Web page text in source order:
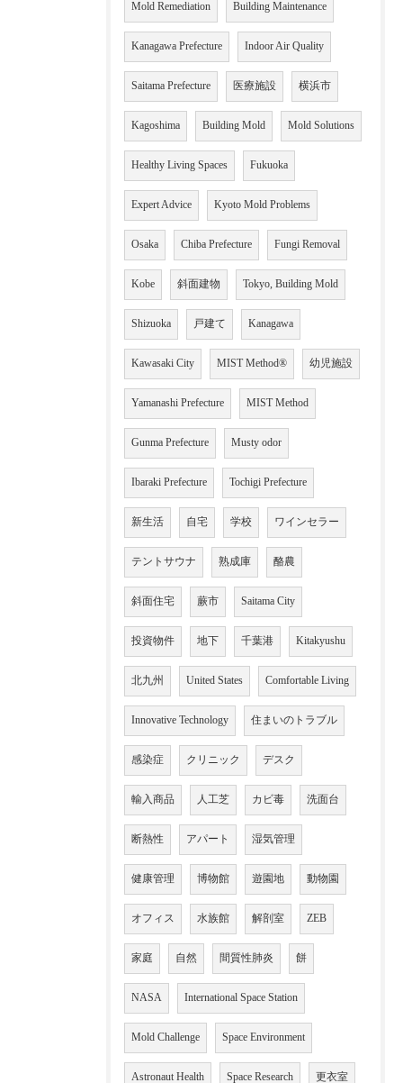
Mold Remediation Building Maintenance
Kanagawa Prefecture Indoor Air Quality
Saitama Prefecture 医療施設 横浜市
Kagoshima Building Mold Mold Solutions
Healthy Living Spaces Fukuoka
Expert Advice Kyoto Mold Problems
Osaka Chiba Prefecture Fungi Removal
Kobe 斜面建物 Tokyo, Building Mold
Shizuoka 戸建て Kanagawa
Kawasaki City MIST Method® 幼児施設
Yamanashi Prefecture MIST Method
Gunma Prefecture Musty odor
Ibaraki Prefecture Tochigi Prefecture
新生活 自宅 学校 ワインセラー
テントサウナ 熟成庫 酪農
斜面住宅 蕨市 Saitama City
投資物件 地下 千葉港 Kitakyushu
北九州 United States Comfortable Living
Innovative Technology 住まいのトラブル
感染症 クリニック デスク
輸入商品 人工芝 カビ毒 洗面台
断熱性 アパート 湿気管理
健康管理 博物館 遊園地 動物園
オフィス 水族館 解剖室 ZEB
家庭 自然 間質性肺炎 餅
NASA International Space Station
Mold Challenge Space Environment
Astronaut Health Space Research 更衣室